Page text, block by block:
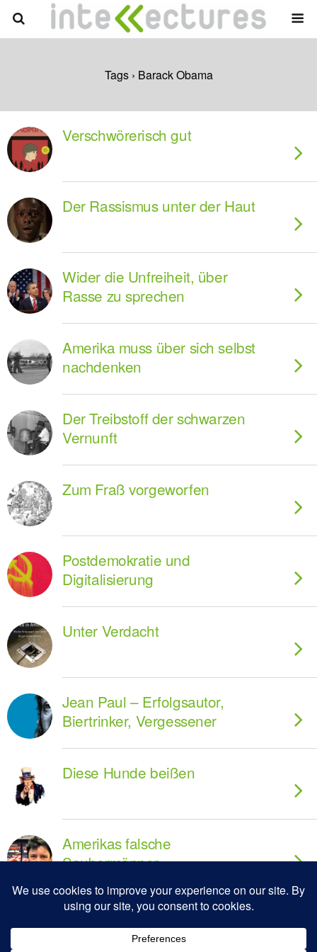
Tags › Barack Obama
Verschwörerisch gut
Der Rassismus unter der Haut
Wider die Unfreiheit, über
Rasse zu sprechen
Amerika muss über sich selbst
nachdenken
Der Treibstoff der schwarzen
Vernunft
Zum Fraß vorgeworfen
Postdemokratie und
Digitalisierung
Unter Verdacht
Jean Paul – Erfolgsautor,
Biertrinker, Vergessener
Diese Hunde beißen
Amerikas falsche
Saubermänner
Zum Seitenanfang